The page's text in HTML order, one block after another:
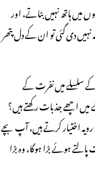
ہاتھ نہیں بٹاتے، اور
دی گئی تو ان کے دل پتھر
سلسلے میں نفرت کے
اچھے جذبات رکھتے ہیں؟
اختیار کرتے ہیں، آپ بچے
ہوئے بڑا ہوگا، وہ بڑا